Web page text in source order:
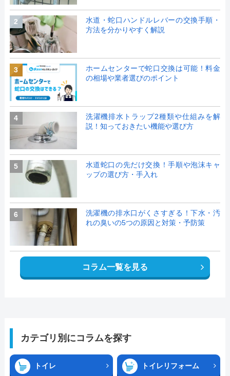
2
水道・蛇口ハンドルレバーの交換手順・
方法を分かりやすく解説
3
ホームセンターで蛇口交換は可能！料金
の相場や業者選びのポイント
4
洗濯機排水トラップ2種類や仕組みを解
説！知っておきたい機能や選び方
5
水道蛇口の先だけ交換！手順や泡沫キャ
ップの選び方・手入れ
6
洗濯機の排水口がくさすぎる！下水・汚
れの臭いの5つの原因と対策・予防策
コラム一覧を見る
カテゴリ別にコラムを探す
トイレ トイレリフォーム